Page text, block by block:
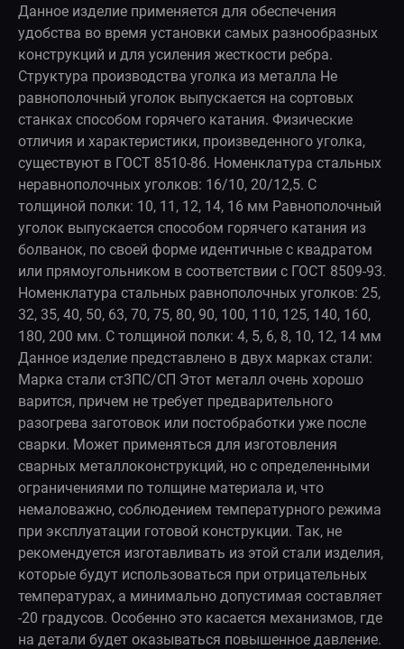
Данное изделие применяется для обеспечения
удобства во время установки самых разнообразных
конструкций и для усиления жесткости ребра.
Структура производства уголка из металла Не
равнополочный уголок выпускается на сортовых
станках способом горячего катания. Физические
отличия и характеристики, произведенного уголка,
существуют в ГОСТ 8510-86. Номенклатура стальных
неравнополочных уголков: 16/10, 20/12,5. С
толщиной полки: 10, 11, 12, 14, 16 мм Равнополочный
уголок выпускается способом горячего катания из
болванок, по своей форме идентичные с квадратом
или прямоугольником в соответствии с ГОСТ 8509-93.
Номенклатура стальных равнополочных уголков: 25,
32, 35, 40, 50, 63, 70, 75, 80, 90, 100, 110, 125, 140, 160,
180, 200 мм. С толщиной полки: 4, 5, 6, 8, 10, 12, 14 мм
Данное изделие представлено в двух марках стали:
Марка стали ст3ПС/СП Этот металл очень хорошо
варится, причем не требует предварительного
разогрева заготовок или постобработки уже после
сварки. Может применяться для изготовления
сварных металлоконструкций, но с определенными
ограничениями по толщине материала и, что
немаловажно, соблюдением температурного режима
при эксплуатации готовой конструкции. Так, не
рекомендуется изготавливать из этой стали изделия,
которые будут использоваться при отрицательных
температурах, а минимально допустимая составляет
-20 градусов. Особенно это касается механизмов, где
на детали будет оказываться повышенное давление.